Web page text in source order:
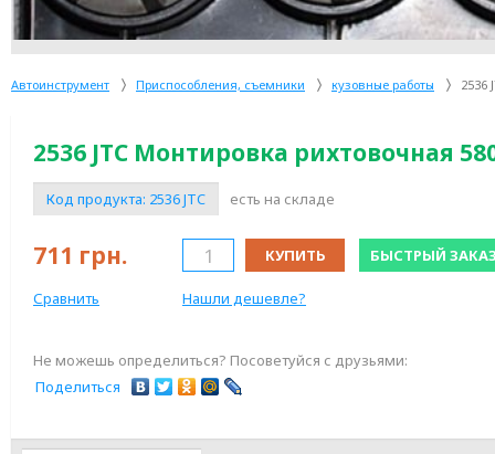
Автоинструмент Приспособления, съемники кузовные работы 2536
2536 JTC Монтировка рихтовочная
Код продукта: 2536 JTC есть на складе
711 грн. КУПИТЬ БЫСТРЫЙ
Сравнить Нашли дешевле?
Не можешь определиться? Посоветуйся с друзьями:
Поделиться